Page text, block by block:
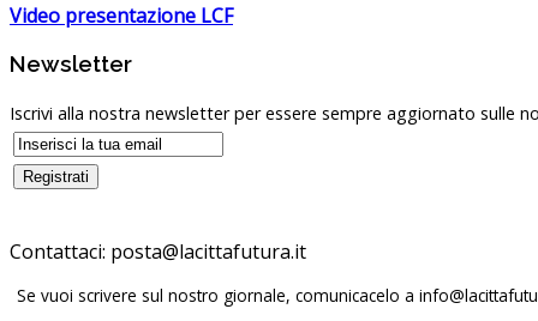
Video presentazione LCF
Newsletter
Iscrivi alla nostra newsletter per essere sempre aggiornato sulle
Contattaci: posta@lacittafutura.it
Se vuoi scrivere sul nostro giornale, comunicacelo a